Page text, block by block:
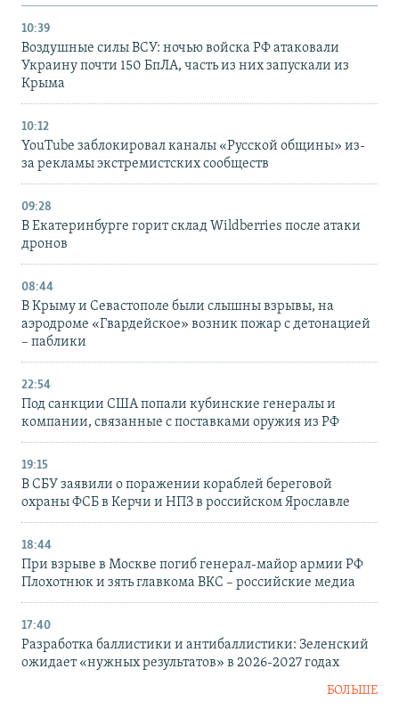
10:39
Воздушные силы ВСУ: ночью войска РФ атаковали
Украину почти 150 БпЛА, часть из них запускали из
Крыма
10:12
YouTube заблокировал каналы «Русской общины» из-
за рекламы экстремистских сообществ
09:28
В Екатеринбурге горит склад Wildberries после атаки
дронов
08:44
В Крыму и Севастополе были слышны взрывы, на
аэродроме «Гвардейское» возник пожар с детонацией
– паблики
22:54
Под санкции США попали кубинские генералы и
компании, связанные с поставками оружия из РФ
19:15
В СБУ заявили о поражении кораблей береговой
охраны ФСБ в Керчи и НПЗ в российском Ярославле
18:44
При взрыве в Москве погиб генерал-майор армии РФ
Плохотнюк и зять главкома ВКС – российские медиа
17:40
Разработка баллистики и антибаллистики: Зеленский
ожидает «нужных результатов» в 2026-2027 годах
БОЛЬШЕ